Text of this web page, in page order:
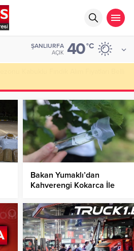
ŞANLIURFA
AÇIK 40°C
Bakan Yumaklı’dan
Kahverengi Kokarca İle